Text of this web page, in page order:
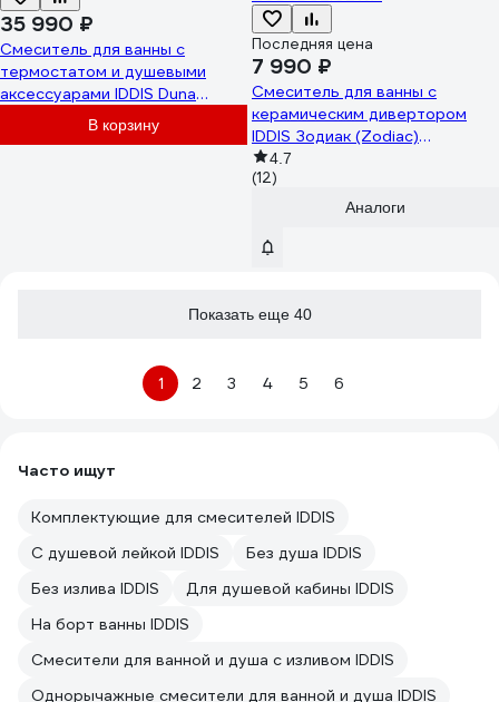
35 990 ₽
Смеситель для ванны с
термостатом и душевыми
аксессуарами IDDIS Duna
золото матовое DUNMG02i74
В корзину
Последняя цена
7 990 ₽
Смеситель для ванны с
керамическим дивертором
IDDIS Зодиак (Zodiac)
ZODSB02i02WA
4.7
(12)
Аналоги
Показать еще 40
1 2 3 4 5 6
Часто ищут
Комплектующие для смесителей IDDIS
С душевой лейкой IDDIS
Без душа IDDIS
Без излива IDDIS
Для душевой кабины IDDIS
На борт ванны IDDIS
Смесители для ванной и душа с изливом IDDIS
Однорычажные смесители для ванной и душа IDDIS